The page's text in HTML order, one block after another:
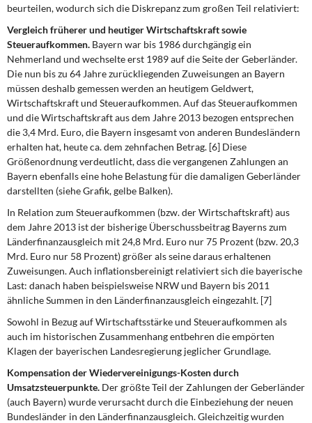
beurteilen, wodurch sich die Diskrepanz zum großen Teil relativiert:
Vergleich früherer und heutiger Wirtschaftskraft sowie
Steueraufkommen. Bayern war bis 1986 durchgängig ein
Nehmerland und wechselte erst 1989 auf die Seite der Geberländer.
Die nun bis zu 64 Jahre zurückliegenden Zuweisungen an Bayern
müssen deshalb gemessen werden an heutigem Geldwert,
Wirtschaftskraft und Steueraufkommen. Auf das Steueraufkommen
und die Wirtschaftskraft aus dem Jahre 2013 bezogen entsprechen
die 3,4 Mrd. Euro, die Bayern insgesamt von anderen Bundesländern
erhalten hat, heute ca. dem zehnfachen Betrag. [6] Diese
Größenordnung verdeutlicht, dass die vergangenen Zahlungen an
Bayern ebenfalls eine hohe Belastung für die damaligen Geberländer
darstellten (siehe Grafik, gelbe Balken).
In Relation zum Steueraufkommen (bzw. der Wirtschaftskraft) aus
dem Jahre 2013 ist der bisherige Überschussbeitrag Bayerns zum
Länderfinanzausgleich mit 24,8 Mrd. Euro nur 75 Prozent (bzw. 20,3
Mrd. Euro nur 58 Prozent) größer als seine daraus erhaltenen
Zuweisungen. Auch inflationsbereinigt relativiert sich die bayerische
Last: danach haben beispielsweise NRW und Bayern bis 2011
ähnliche Summen in den Länderfinanzausgleich eingezahlt. [7]
Sowohl in Bezug auf Wirtschaftsstärke und Steueraufkommen als
auch im historischen Zusammenhang entbehren die empörten
Klagen der bayerischen Landesregierung jeglicher Grundlage.
Kompensation der Wiedervereinigungs-Kosten durch
Umsatzsteuerpunkte. Der größte Teil der Zahlungen der Geberländer
(auch Bayern) wurde verursacht durch die Einbeziehung der neuen
Bundesländer in den Länderfinanzausgleich. Gleichzeitig wurden